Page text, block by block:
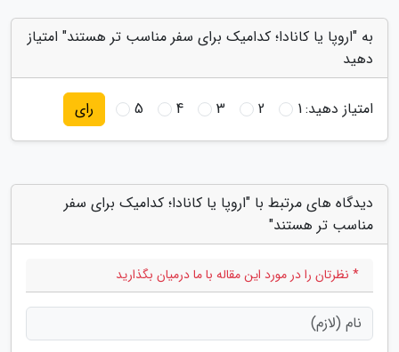
به "اروپا یا کانادا؛ کدامیک برای سفر مناسب تر هستند" امتیاز
دهید
امتیاز دهید:1
2
3
4
5 رای
دیدگاه های مرتبط با "اروپا یا کانادا؛ کدامیک برای سفر
مناسب تر هستند"
* نظرتان را در مورد این مقاله با ما درمیان بگذارید